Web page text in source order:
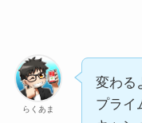
らくあま
変わる
プライ